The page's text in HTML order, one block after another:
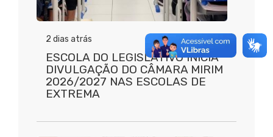
2 dias atrás
ESCOLA DO LEGISLATIVO INICIA
DIVULGAÇÃO DO CÂMARA MIRIM
2026/2027 NAS ESCOLAS DE
EXTREMA